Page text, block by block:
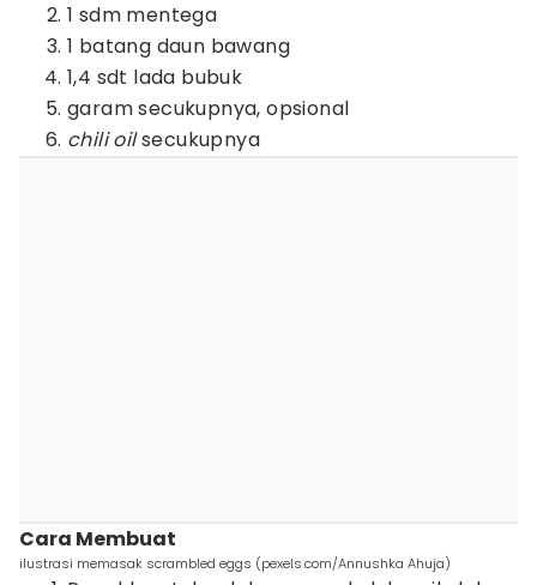
1 sdm mentega
1 batang daun bawang
1,4 sdt lada bubuk
garam secukupnya, opsional
chili oilsecukupnya
Cara Membuat
ilustrasi memasak scrambled eggs (pexels.com/Annushka Ahuja)